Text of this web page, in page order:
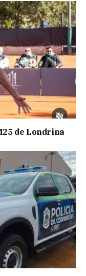
de Londrina